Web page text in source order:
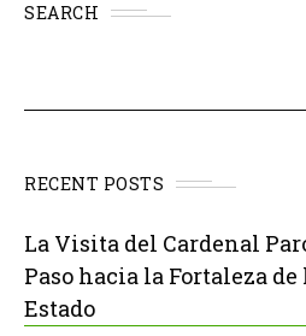
SEARCH
RECENT POSTS
La Visita del Cardenal
Paso hacia la Fortaleza
Estado